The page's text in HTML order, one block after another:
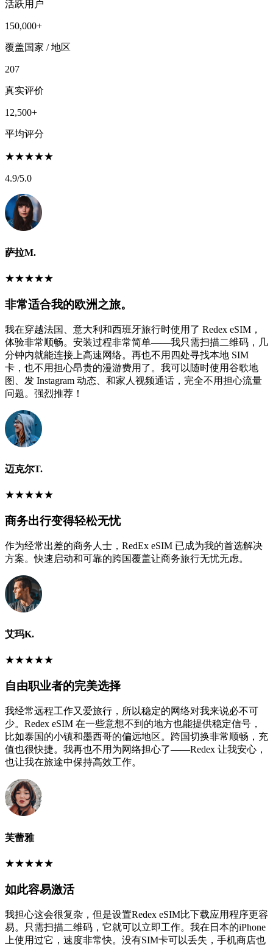
活跃用户
150,000+
覆盖国家 / 地区
207
真实评价
12,500+
平均评分
★★★★★
4.9/5.0
萨拉M.
★★★★★
非常适合我的欧洲之旅。
我在穿越法国、意大利和西班牙旅行时使用了 Redex eSIM，
体验非常顺畅。安装过程非常简单——我只需扫描二维码，几
分钟内就能连接上高速网络。再也不用四处寻找本地 SIM
卡，也不用担心昂贵的漫游费用了。我可以随时使用谷歌地
图、发 Instagram 动态、和家人视频通话，完全不用担心流量
问题。强烈推荐！
迈克尔T.
★★★★★
商务出行变得轻松无忧
作为经常出差的商务人士，RedEx eSIM 已成为我的首选解决
方案。快速启动和可靠的跨国覆盖让商务旅行无忧无虑。
艾玛K.
★★★★★
自由职业者的完美选择
我经常远程工作又爱旅行，所以稳定的网络对我来说必不可
少。Redex eSIM 在一些意想不到的地方也能提供稳定信号，
比如泰国的小镇和墨西哥的偏远地区。跨国切换非常顺畅，充
值也很快捷。我再也不用为网络担心了——Redex 让我安心，
也让我在旅途中保持高效工作。
芙蕾雅
★★★★★
如此容易激活
我担心这会很复杂，但是设置Redex eSIM比下载应用程序更容
易。只需扫描二维码，它就可以立即工作。我在日本的iPhone
上使用过它，速度非常快。没有SIM卡可以丢失，手机商店也